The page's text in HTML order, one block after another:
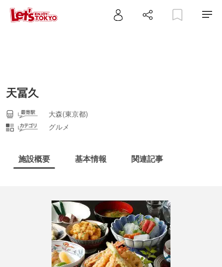
天冨久
大森(東京都)
グルメ
施設概要 基本情報 関連記事